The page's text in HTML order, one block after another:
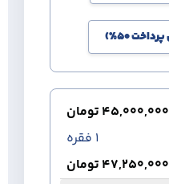
45,000,000 تومان
1 فقره
47,250,000 تومان